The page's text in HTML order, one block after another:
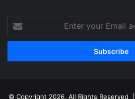
your
Email
© Copyright 2026, All Rights Reserved |